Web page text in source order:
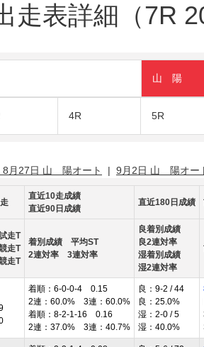
表詳細（7R
山 陽
4R 5R
月27日 山 陽オート | 9月2日 山 陽オー
直近10走成績
直近90日成績
直近180日成績
走T
走T
走T
着別成績 平均ST
2連対率 3連対率
良着別成績
良2連対率
湿着別成績
湿2連対率
着順：6-0-0-4 0.15
2連：60.0% 3連：60.0%
着順：8-2-1-16 0.16
2連：37.0% 3連：40.7%
良：9-2 / 44
良：25.0%
湿：2-0 / 5
湿：40.0%